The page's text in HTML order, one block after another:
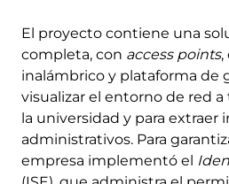
El proyecto contiene una
completa, con access points,
inalámbrico y plataforma de
visualizar el entorno de red a
la universidad y para extraer
administrativos. Para
empresa implementó el